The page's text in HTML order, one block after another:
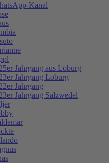
Kanal
Jahrgang aus Loburg
Jahrgang Loburg
Jahrgang
Jahrgang Salzwedel